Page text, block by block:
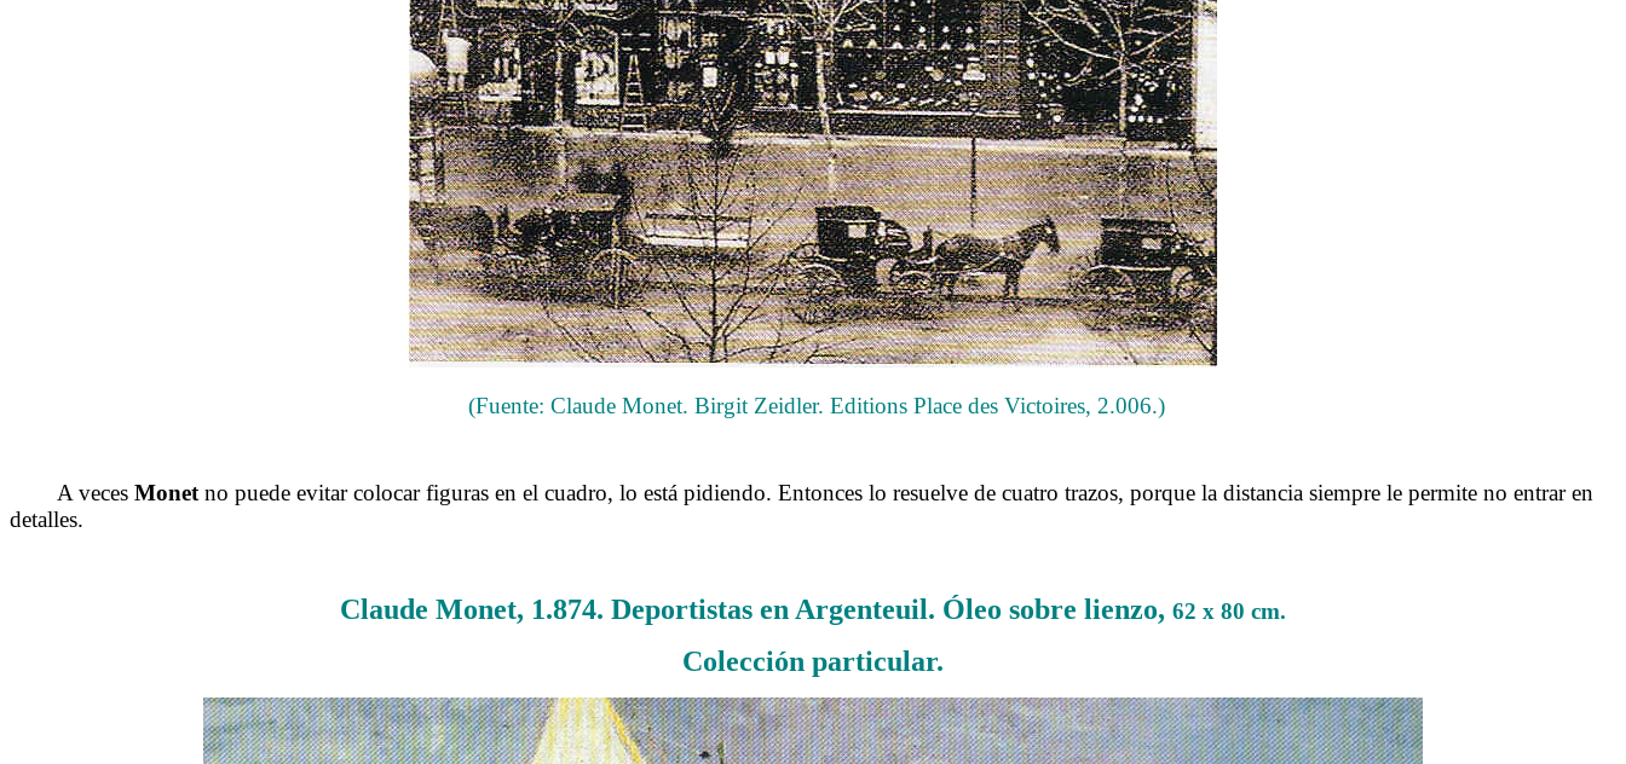
(Fuente: Claude Monet. Birgit Zeidler. Editions Place des Victoires, 2.006.)
A veces Monet no puede evitar colocar figuras en el cuadro, lo está pidiendo. Entonces lo resuelve de cuatro trazos, porque la distancia siempre le permite no entrar en
detalles.
Claude Monet, 1.874. Deportistas en Argenteuil. Óleo sobre lienzo, 62 x 80 cm.
Colección particular.